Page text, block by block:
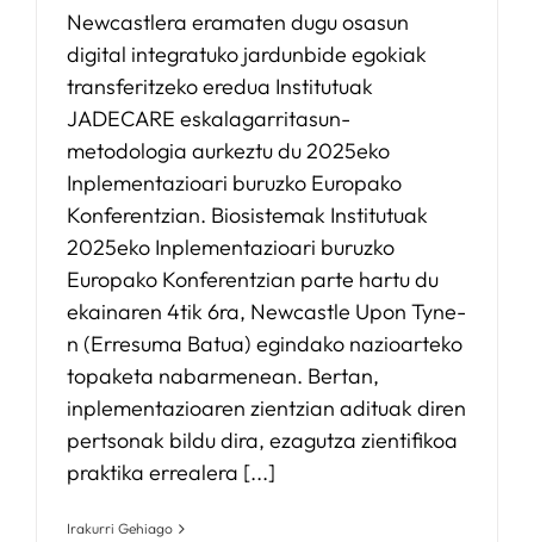
Newcastlera eramaten dugu osasun
digital integratuko jardunbide egokiak
transferitzeko eredua Institutuak
JADECARE eskalagarritasun-
metodologia aurkeztu du 2025eko
Inplementazioari buruzko Europako
Konferentzian. Biosistemak Institutuak
2025eko Inplementazioari buruzko
Europako Konferentzian parte hartu du
ekainaren 4tik 6ra, Newcastle Upon Tyne-
n (Erresuma Batua) egindako nazioarteko
topaketa nabarmenean. Bertan,
inplementazioaren zientzian adituak diren
pertsonak bildu dira, ezagutza zientifikoa
praktika errealera [...]
Irakurri Gehiago